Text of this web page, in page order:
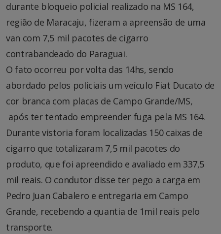
durante bloqueio policial realizado na MS 164,
região de Maracaju, fizeram a apreensão de uma
van com 7,5 mil pacotes de cigarro
contrabandeado do Paraguai.
O fato ocorreu por volta das 14hs, sendo
abordado pelos policiais um veículo Fiat Ducato de
cor branca com placas de Campo Grande/MS,
após ter tentado empreender fuga pela MS 164.
Durante vistoria foram localizadas 150 caixas de
cigarro que totalizaram 7,5 mil pacotes do
produto, que foi apreendido e avaliado em 337,5
mil reais. O condutor disse ter pego a carga em
Pedro Juan Cabalero e entregaria em Campo
Grande, recebendo a quantia de 1mil reais pelo
transporte.